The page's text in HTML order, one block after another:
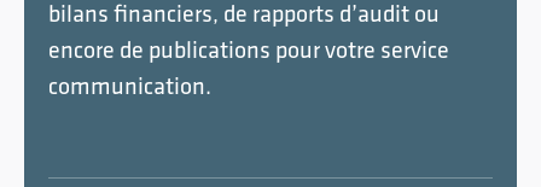
bilans financiers, de rapports d’audit ou
encore de publications pour votre service
communication.